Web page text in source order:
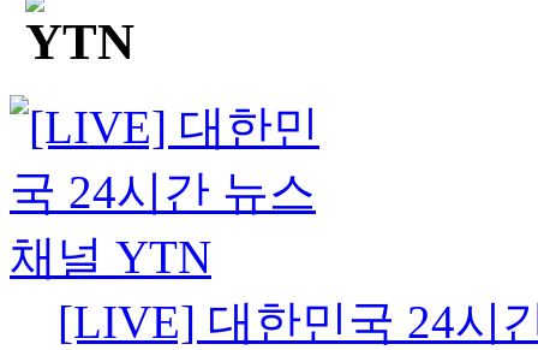
[LIVE] 대한민국 24시